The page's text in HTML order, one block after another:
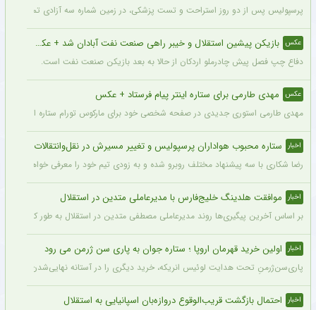
پرسپولیس پس از دو روز استراحت و تست پزشکی، در زمین شماره سه آزادی تمرین کرد.
عکس بازیکن پیشین استقلال و خیبر راهی صنعت نفت آبادان شد + عکس
دفاع چپ فصل پیش چادرملو اردکان از حالا به بعد بازیکن صنعت نفت است.
عکس مهدی طارمی برای ستاره اینتر پیام فرستاد + عکس
مهدی طارمی استوری جدیدی در صفحه شخصی خود برای مارکوس تورام ستاره اینتر
اخبار ستاره محبوب هواداران پرسپولیس و تغییر مسیرش در نقل‌وانتقالات
رضا شکاری با سه پیشنهاد مختلف روبرو شده و به زودی تیم خود را معرفی خواهد کرد.
اخبار موافقت هلدینگ خلیج‌فارس با مدیرعاملی متدین در استقلال
بر اساس آخرین پیگیری‌ها روند مدیرعاملی مصطفی متدین در استقلال به طور کامل
اخبار اولین خرید قهرمان اروپا ؛ ستاره جوان به پاری سن ژرمن می رود
پاری‌سن‌ژرمنِ تحت هدایت لوئیس انریکه، خرید دیگری را در آستانه نهایی‌شدن دارد.
اخبار احتمال بازگشت قریب‌الوقوع دروازه‌بان اسپانیایی به استقلال